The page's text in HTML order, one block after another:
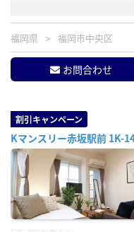
福岡県 福岡市中央区
お問合わせ
割引キャンペーン
Kマンスリー赤坂駅前 1K-